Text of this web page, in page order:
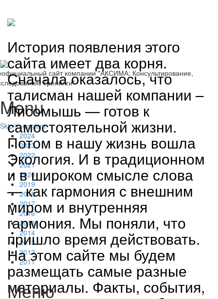
История появления этого
сайта имеет два корня.
Сначала оказалось, что
талисман нашей компании –
Лисомышь — готов к
самостоятельной жизни.
Потом в нашу жизнь вошла
Экология. И в традиционном
и в широком смысле слова
— как гармония с внешним
миром и внутренняя
гармония. Мы поняли, что
пришло время действовать.
На этом сайте мы будем
размещать самые разные
материалы. Факты, события,
сайт компании "АКСИМА: Консультирование,
Тренинги"
Menu
Skip to content
2024
2023
2022
2021
2020
2019
2018
2017
2016
2015
2014
2013
2012
2011
Меню